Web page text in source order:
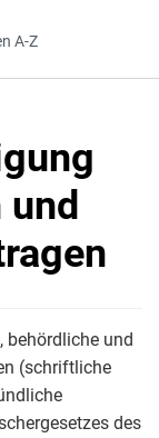
A-Z
behördliche und
(schriftliche
des